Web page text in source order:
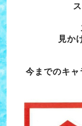
見か
今までのキ